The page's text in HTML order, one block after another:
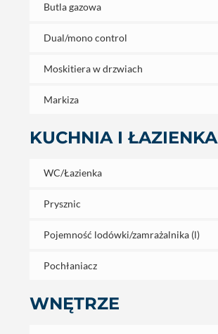
Butla gazowa
Dual/mono control
Moskitiera w drzwiach
Markiza
KUCHNIA I ŁAZIENKA
WC/Łazienka
Prysznic
Pojemność lodówki/zamrażalnika (l)
Pochłaniacz
WNĘTRZE